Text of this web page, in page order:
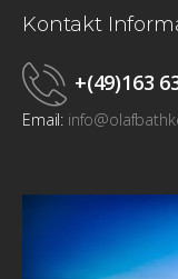
Kontakt
+(49)163
Email: